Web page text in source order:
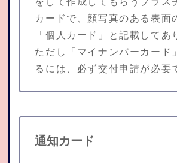
カードで、顔写真のある表面
「個人カード」と記載してあ
ただし「マイナンバーカード
るには、必ず交付申請が必要
通知カード